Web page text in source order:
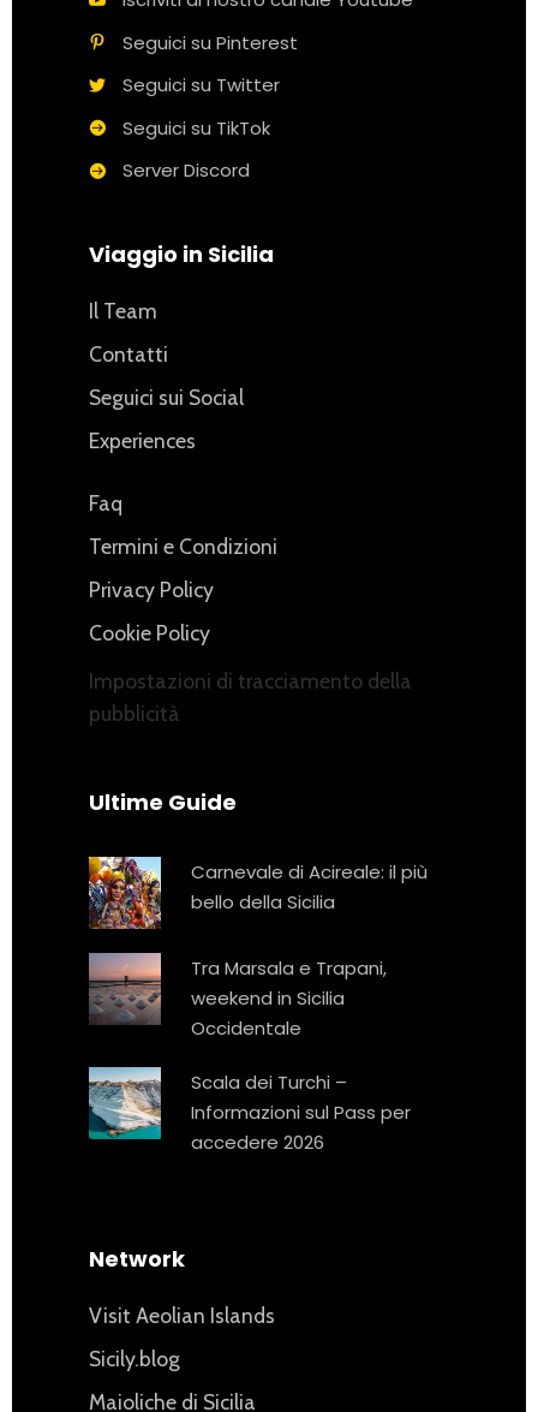
Seguici su Pinterest
Seguici su Twitter
Seguici su TikTok
Server Discord
Viaggio in Sicilia
Il Team
Contatti
Seguici sui Social
Experiences
Faq
Termini e Condizioni
Privacy Policy
Cookie Policy
Impostazioni di tracciamento della
pubblicità
Ultime Guide
Carnevale di Acireale: il più
bello della Sicilia
Tra Marsala e Trapani,
weekend in Sicilia
Occidentale
Scala dei Turchi –
Informazioni sul Pass per
accedere 2026
Network
Visit Aeolian Islands
Sicily.blog
Maioliche di Sicilia